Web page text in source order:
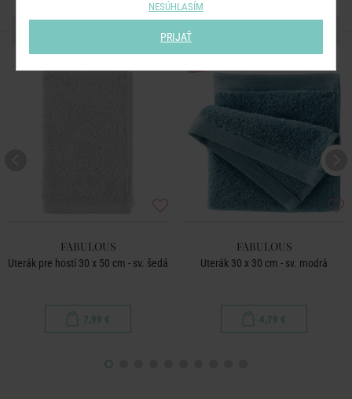
ĎALŠIE PRODUKTY ZO SÉRIE
FABULOUS
Uterák pre hostí 30 x 50 cm - sv. šedá
7,99 €
FABULOUS
Uterák 30 x 30 cm - sv. modrá
4,79 €
NESÚHLASÍM
PRIJAŤ